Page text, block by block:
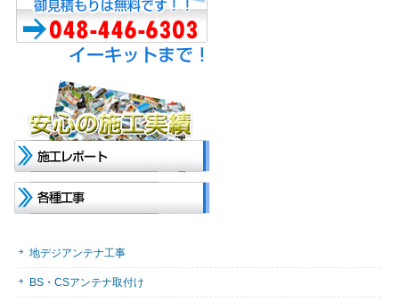
地デジアンテナ工事
BS・CSアンテナ取付け